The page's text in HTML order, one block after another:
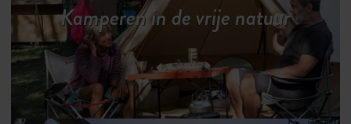
Kamperen in de vrije natuur